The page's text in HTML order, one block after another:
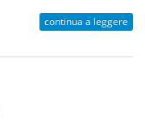
continua a leggere